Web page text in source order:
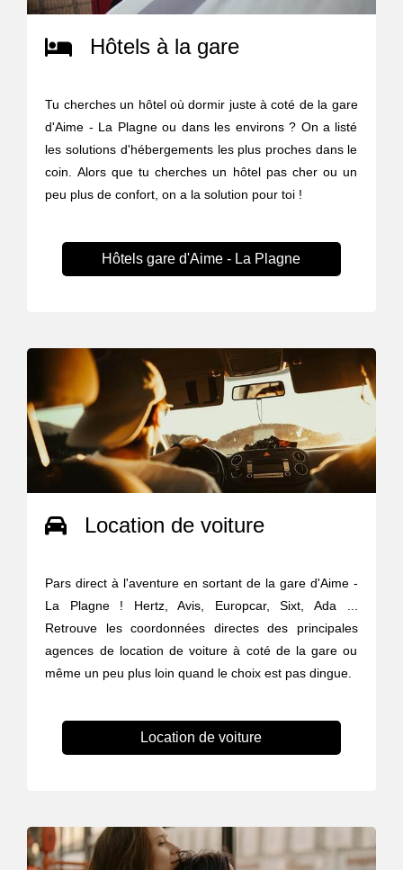
Hôtels à la gare
Tu cherches un hôtel où dormir juste à coté de la gare
d'Aime - La Plagne ou dans les environs ? On a listé
les solutions d'hébergements les plus proches dans le
coin. Alors que tu cherches un hôtel pas cher ou un
peu plus de confort, on a la solution pour toi !
Hôtels gare d'Aime - La Plagne
Location de voiture
Pars direct à l'aventure en sortant de la gare d'Aime -
La Plagne ! Hertz, Avis, Europcar, Sixt, Ada ...
Retrouve les coordonnées directes des principales
agences de location de voiture à coté de la gare ou
même un peu plus loin quand le choix est pas dingue.
Location de voiture